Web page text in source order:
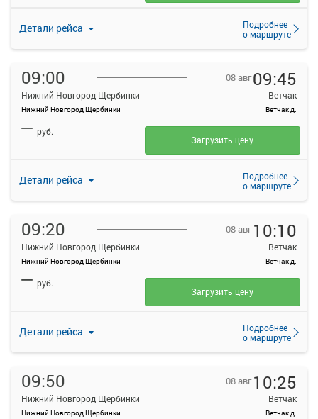
Детали рейса
Подробнее
о маршруте
09:00
Нижний Новгород Щербинки
Нижний Новгород Щербинки
08 авг09:45
Ветчак
Ветчак д.
Детали рейса
Подробнее
о маршруте
— руб.
Загрузить цену
09:20
Нижний Новгород Щербинки
Нижний Новгород Щербинки
08 авг 10:10
Ветчак
Ветчак д.
Детали рейса
Подробнее
о маршруте
— руб.
Загрузить цену
09:50
Нижний Новгород Щербинки
Нижний Новгород Щербинки
08 авг 10:25
Ветчак
Ветчак д.